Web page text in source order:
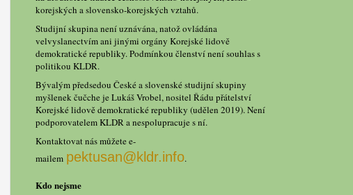
korejských a slovensko-korejských vztahů.
Studijní skupina není uznávána, natož ovládána
velvyslanectvím ani jinými orgány Korejské lidově
demokratické republiky. Podmínkou členství není souhlas s
politikou KLDR.
Bývalým předsedou České a slovenské studijní skupiny
myšlenek čučche je Lukáš Vrobel, nositel Řádu přátelství
Korejské lidově demokratické republiky (udělen 2019). Není
podporovatelem KLDR a nespolupracuje s ní.
Kontaktovat nás můžete e-
mailem pektusan@kldr.info.
Kdo nejsme